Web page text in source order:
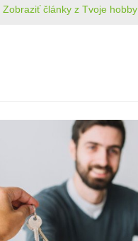
Zobraziť články z Tvoje hobby